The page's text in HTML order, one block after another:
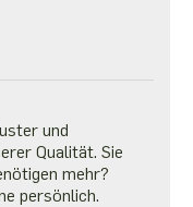
und
Qualität. Sie
mehr?
persönlich.